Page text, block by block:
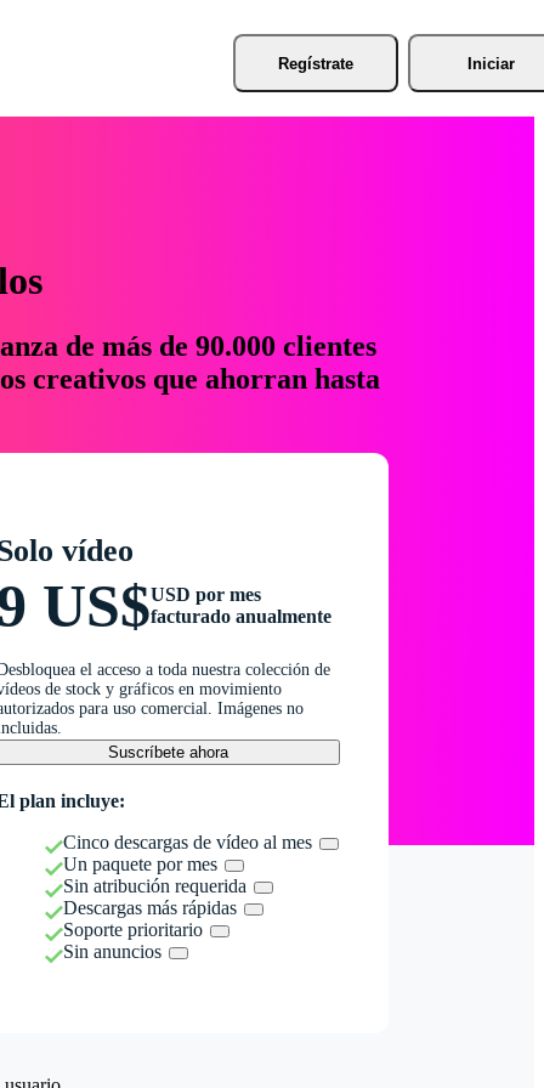
Regístrate Iniciar
de más de 90.000 clientes
creativos que ahorran hasta
vídeo
US$USD por mes
facturado anualmente
el acceso a toda nuestra colección de
de stock y gráficos en movimiento
para uso comercial. Imágenes no
Suscríbete ahora
plan incluye:
Cinco descargas de vídeo al mes
Un paquete por mes
Sin atribución requerida
Descargas más rápidas
Soporte prioritario
Sin anuncios